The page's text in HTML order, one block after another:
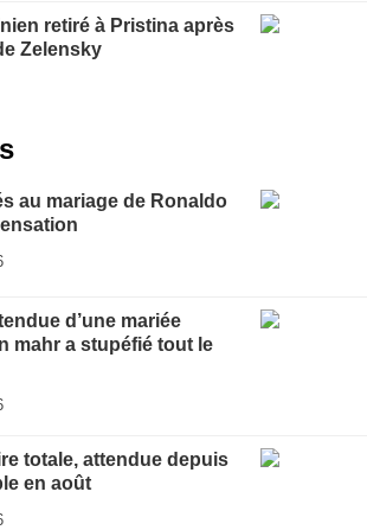
retiré à Pristina après
Zelensky
au mariage de Ronaldo
d’une mariée
mahr a stupéfié tout le
totale, attendue depuis
en août